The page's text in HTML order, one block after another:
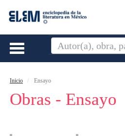
Toggle
Inicio Ensayo
Obras - Ensayo